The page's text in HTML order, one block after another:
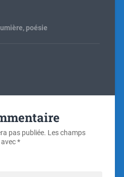
lumière, poésie
pas publiée. Les champs
*